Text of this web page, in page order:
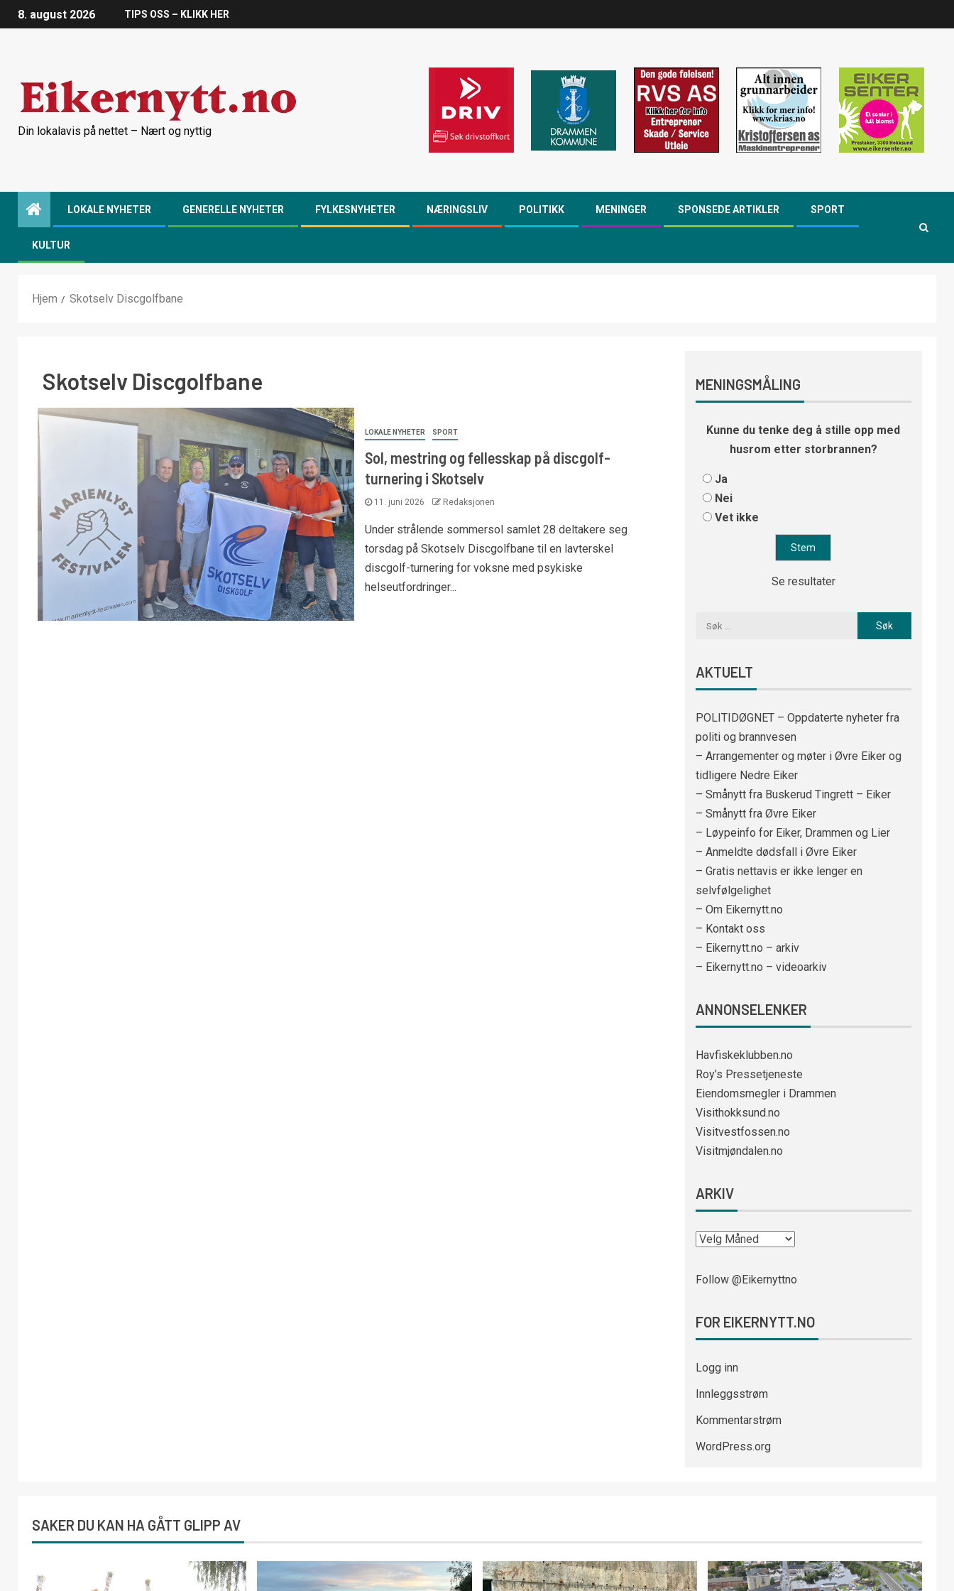
8. august 2026 TIPS OSS – KLIKK HER
Din lokalavis på nettet – Nært og nyttig
LOKALE NYHETER GENERELLE NYHETER FYLKESNYHETER NÆRINGSLIV POLITIKK MENINGER SPONSEDE ARTIKLER SPORT
KULTUR
Hjem Skotselv Discgolfbane
Skotselv Discgolfbane
LOKALE NYHETER SPORT
Sol, mestring og fellesskap på discgolf-
turnering i Skotselv
11. juni 2026 Redaksjonen
Under strålende sommersol samlet 28 deltakere seg
torsdag på Skotselv Discgolfbane til en lavterskel
discgolf-turnering for voksne med psykiske
helseutfordringer...
MENINGSMÅLING
Kunne du tenke deg å stille opp med
husrom etter storbrannen?
Ja
Nei
Vet ikke
Se resultater
AKTUELT
POLITIDØGNET – Oppdaterte nyheter fra
politi og brannvesen
– Arrangementer og møter i Øvre Eiker og
tidligere Nedre Eiker
– Smånytt fra Buskerud Tingrett – Eiker
– Smånytt fra Øvre Eiker
– Løypeinfo for Eiker, Drammen og Lier
– Anmeldte dødsfall i Øvre Eiker
– Gratis nettavis er ikke lenger en
selvfølgelighet
– Om Eikernytt.no
– Kontakt oss
– Eikernytt.no – arkiv
– Eikernytt.no – videoarkiv
ANNONSELENKER
Havfiskeklubben.no
Roy’s Pressetjeneste
Eiendomsmegler i Drammen
Visithokksund.no
Visitvestfossen.no
Visitmjøndalen.no
ARKIV
Follow @Eikernyttno
FOR EIKERNYTT.NO
Logg inn
Innleggsstrøm
Kommentarstrøm
WordPress.org
SAKER DU KAN HA GÅTT GLIPP AV